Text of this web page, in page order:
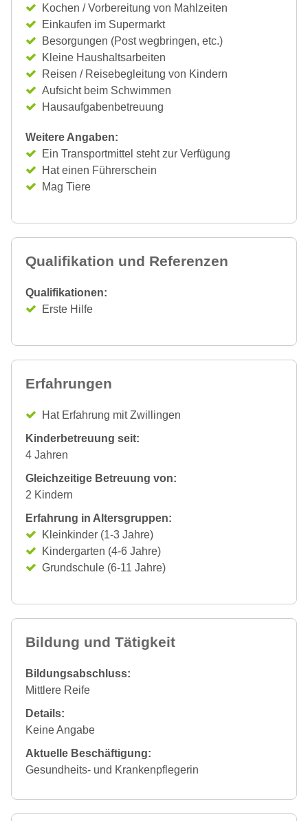
Kochen / Vorbereitung von Mahlzeiten
Einkaufen im Supermarkt
Besorgungen (Post wegbringen, etc.)
Kleine Haushaltsarbeiten
Reisen / Reisebegleitung von Kindern
Aufsicht beim Schwimmen
Hausaufgabenbetreuung
Weitere Angaben:
Ein Transportmittel steht zur Verfügung
Hat einen Führerschein
Mag Tiere
Qualifikation und Referenzen
Qualifikationen:
Erste Hilfe
Erfahrungen
Hat Erfahrung mit Zwillingen
Kinderbetreuung seit:
4 Jahren
Gleichzeitige Betreuung von:
2 Kindern
Erfahrung in Altersgruppen:
Kleinkinder (1-3 Jahre)
Kindergarten (4-6 Jahre)
Grundschule (6-11 Jahre)
Bildung und Tätigkeit
Bildungsabschluss:
Mittlere Reife
Details:
Keine Angabe
Aktuelle Beschäftigung:
Gesundheits- und Krankenpflegerin